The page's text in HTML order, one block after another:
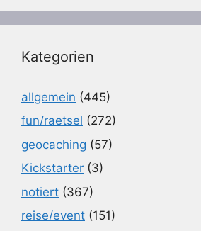
Kategorien
allgemein (445)
fun/raetsel (272)
geocaching (57)
Kickstarter (3)
notiert (367)
reise/event (151)